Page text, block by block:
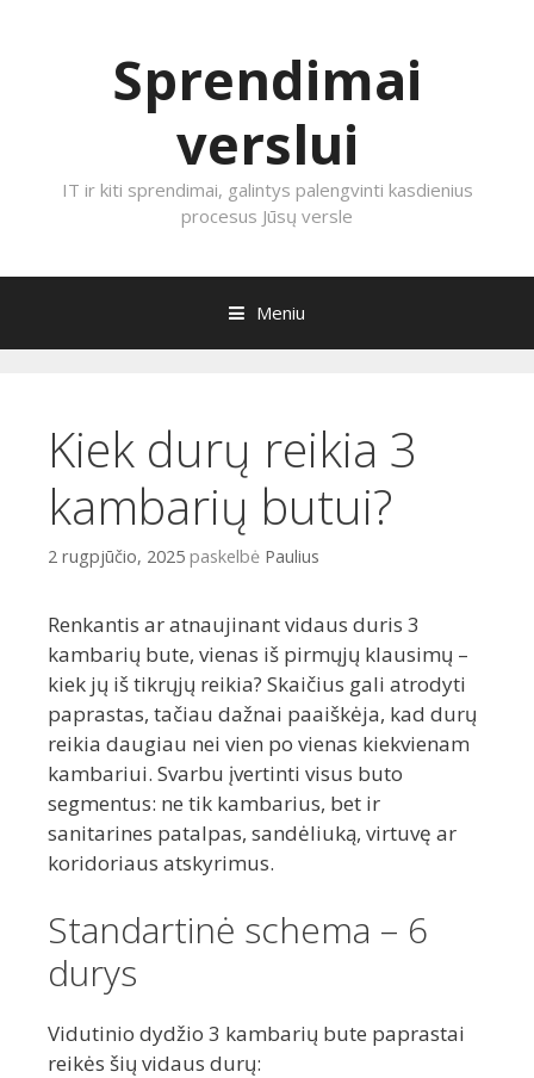
Sprendimai
verslui
IT ir kiti sprendimai, galintys palengvinti kasdienius
procesus Jūsų versle
Meniu
Kiek durų reikia 3
kambarių butui?
2 rugpjūčio, 2025 paskelbė Paulius
Renkantis ar atnaujinant vidaus duris 3
kambarių bute, vienas iš pirmųjų klausimų –
kiek jų iš tikrųjų reikia? Skaičius gali atrodyti
paprastas, tačiau dažnai paaiškėja, kad durų
reikia daugiau nei vien po vienas kiekvienam
kambariui. Svarbu įvertinti visus buto
segmentus: ne tik kambarius, bet ir
sanitarines patalpas, sandėliuką, virtuvę ar
koridoriaus atskyrimus.
Standartinė schema – 6
durys
Vidutinio dydžio 3 kambarių bute paprastai
reikės šių vidaus durų: